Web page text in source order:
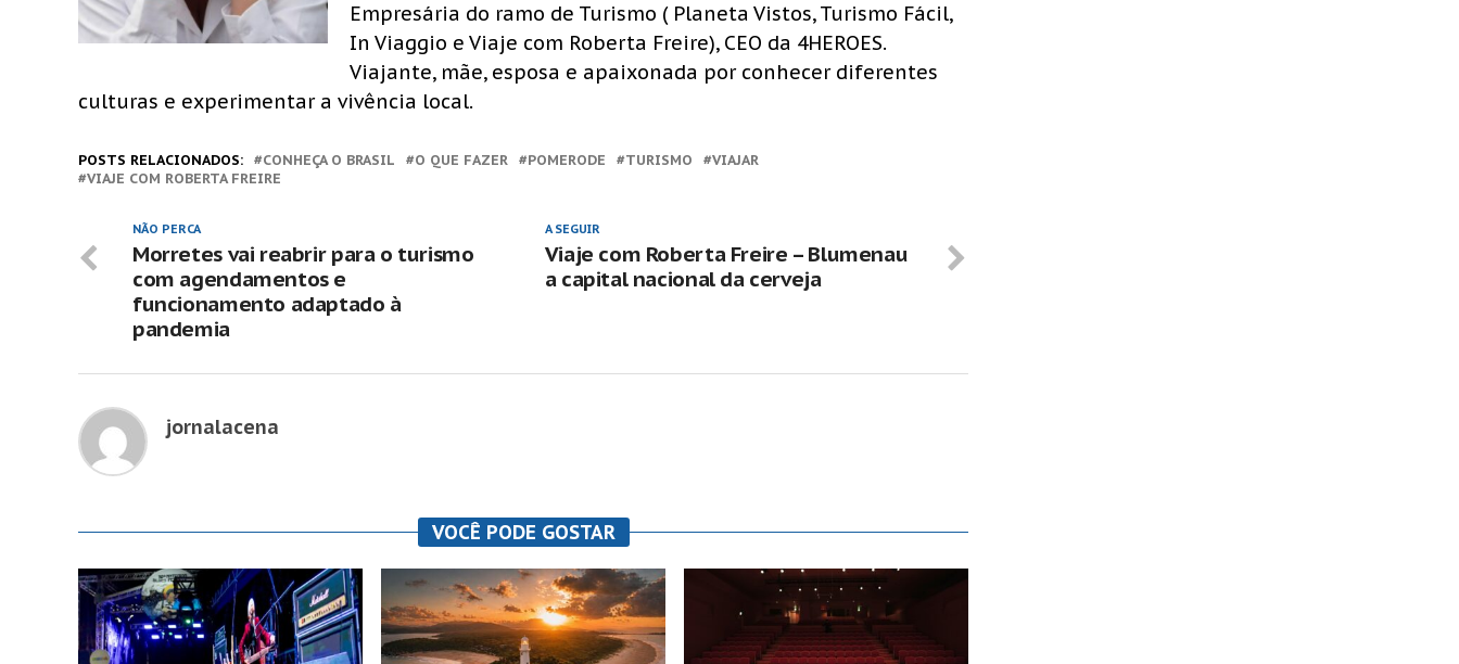
Empresária do ramo de Turismo ( Planeta Vistos, Turismo Fácil,
In Viaggio e Viaje com Roberta Freire), CEO da 4HEROES.
Viajante, mãe, esposa e apaixonada por conhecer diferentes
culturas e experimentar a vivência local.
POSTS RELACIONADOS: CONHEÇA O BRASIL O QUE FAZER POMERODE TURISMO
VIAJAR
VIAJE COM ROBERTA FREIRE
A SEGUIR
Viaje com Roberta Freire – Blumenau
a capital nacional da cerveja
NÃO PERCA
Morretes vai reabrir para o turismo
com agendamentos e
funcionamento adaptado à
pandemia
jornalacena
VOCÊ PODE GOSTAR